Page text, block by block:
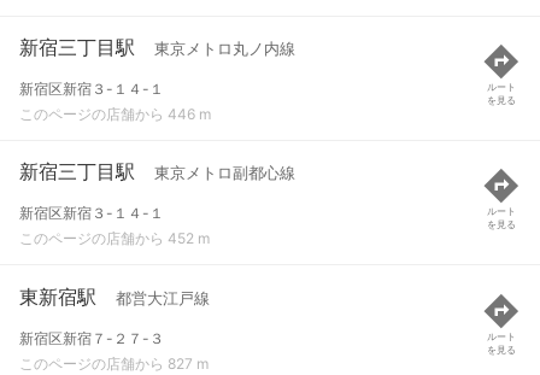
新宿三丁目駅 東京メトロ丸ノ内線
新宿区新宿３-１４-１
このページの店舗から 446 m
ルート
を見る
新宿三丁目駅 東京メトロ副都心線
新宿区新宿３-１４-１
このページの店舗から 452 m
ルート
を見る
東新宿駅 都営大江戸線
新宿区新宿７-２７-３
このページの店舗から 827 m
ルート
を見る